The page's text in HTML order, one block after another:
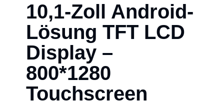
10,1-Zoll Android-
Lösung TFT LCD
Display –
800*1280
Touchscreen